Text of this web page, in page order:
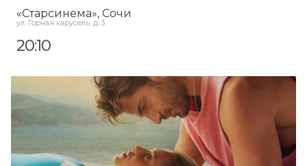
«Старсинема», Сочи
ул. Горная карусель, д. 3
20:10